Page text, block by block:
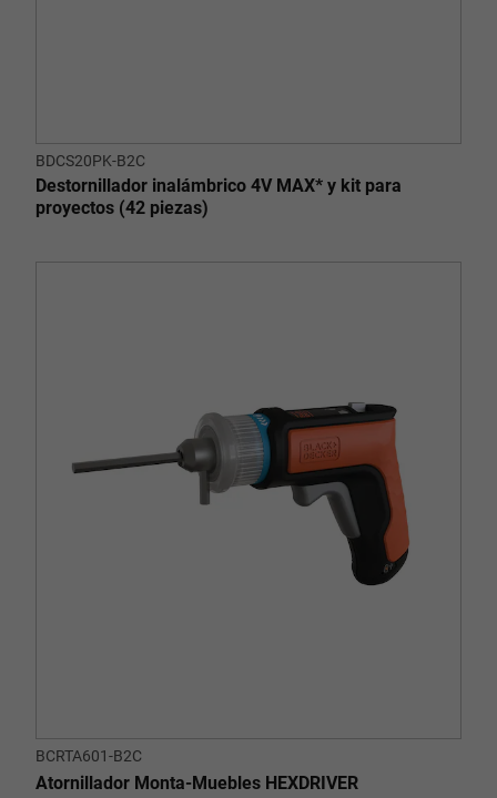
BDCS20PK-B2C
Destornillador inalámbrico 4V MAX* y kit para
proyectos (42 piezas)
BCRTA601-B2C
Atornillador Monta-Muebles HEXDRIVER